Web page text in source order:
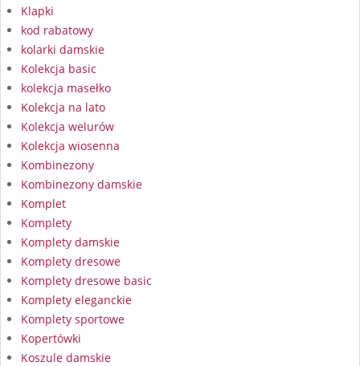
Klapki
kod rabatowy
kolarki damskie
Kolekcja basic
kolekcja masełko
Kolekcja na lato
Kolekcja welurów
Kolekcja wiosenna
Kombinezony
Kombinezony damskie
Komplet
Komplety
Komplety damskie
Komplety dresowe
Komplety dresowe basic
Komplety eleganckie
Komplety sportowe
Kopertówki
Koszule damskie